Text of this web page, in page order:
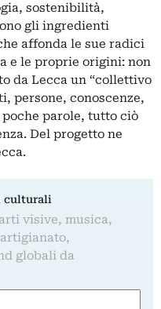
sostenibilità,
gli ingredienti
affonda le sue radici
e le proprie origini: non
da Lecca un “collettivo
persone, conoscenze,
parole, tutto ciò
Del progetto ne
culturali
visive, musica,
globali da